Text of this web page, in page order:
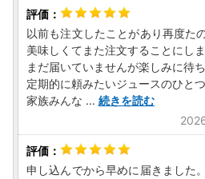
以前も注文したことがあり再度た
美味しくてまた注文することにしま
まだ届いていませんが楽しみに待
定期的に頼みたいジュースのひとつ
家族みんな ... 続きを読む
申し込んでから早めに届きました